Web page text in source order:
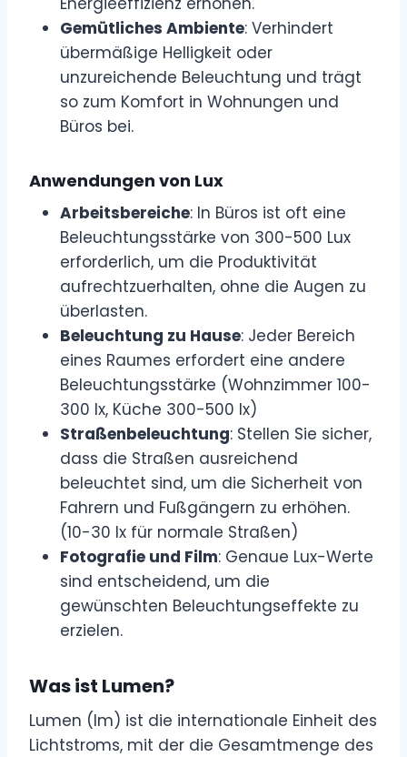
Gemütliches Ambiente: Verhindert
übermäßige Helligkeit oder
unzureichende Beleuchtung und trägt
so zum Komfort in Wohnungen und
Büros bei.
Anwendungen von Lux
Arbeitsbereiche: In Büros ist oft eine
Beleuchtungsstärke von 300-500 Lux
erforderlich, um die Produktivität
aufrechtzuerhalten, ohne die Augen zu
überlasten.
Beleuchtung zu Hause: Jeder Bereich
eines Raumes erfordert eine andere
Beleuchtungsstärke (Wohnzimmer 100-
300 lx, Küche 300-500 lx)
Straßenbeleuchtung: Stellen Sie sicher,
dass die Straßen ausreichend
beleuchtet sind, um die Sicherheit von
Fahrern und Fußgängern zu erhöhen.
(10-30 lx für normale Straßen)
Fotografie und Film: Genaue Lux-Werte
sind entscheidend, um die
gewünschten Beleuchtungseffekte zu
erzielen.
Was ist Lumen?
Lumen (lm) ist die internationale Einheit des
Lichtstroms, mit der die Gesamtmenge des